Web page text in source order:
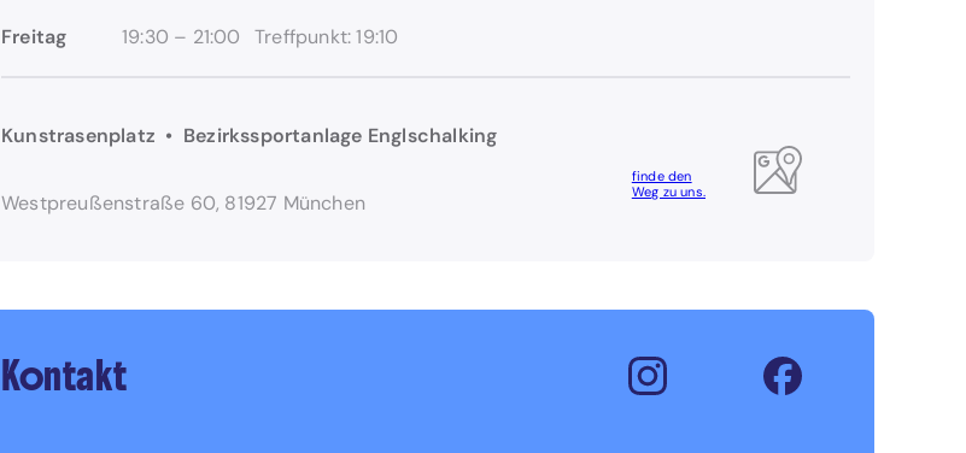
Freitag 19:30 – 21:00 Treffpunkt: 19:10
Kunstrasenplatz • Bezirkssportanlage Englschalking
Westpreußenstraße 60, 81927 München
finde den
Weg zu uns.
Kontakt